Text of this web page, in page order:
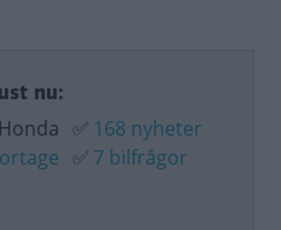
nu:
✅ 168 nyheter
✅ 7 bilfrågor